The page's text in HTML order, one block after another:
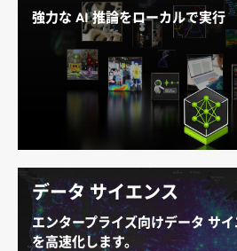
強力な AI 推論をローカルで実行
DGX Station for Windows は、大
ーカル推論 を高速化し、
ン生成、データ分析、エージェン
データ サイエンス
エンタープライズ向けデータ サ
を高速化します。